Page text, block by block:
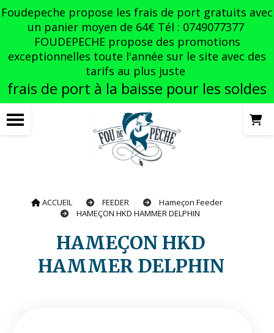
Foudepeche propose les frais de port gratuits avec
un panier moyen de 64€ Tél : 0749077377
FOUDEPECHE propose des promotions
exceptionnelles toute l'année sur le site avec des
tarifs au plus juste
frais de port à la baisse pour les soldes
ACCUEIL FEEDER
Hameçon Feeder
HAMEÇON HKD HAMMER DELPHIN
HAMEÇON HKD
HAMMER DELPHIN